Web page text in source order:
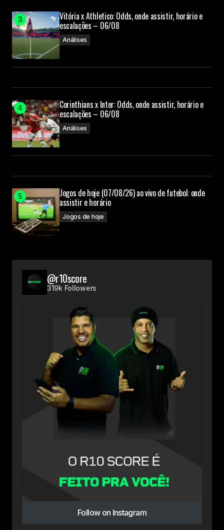
Vitória x Athletico: Odds, onde assistir, horário e
escalações – 06/08
Análises
Corinthians x Inter: Odds, onde assistir, horário e
escalações – 06/08
Análises
Jogos de hoje (07/08/26) ao vivo de futebol: onde
assistir e horário
Jogos de hoje
@r10score
319k Followers
Follow on Instagram